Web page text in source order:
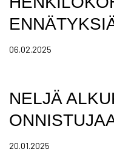
06.02.2025
NELJÄ
20.01.2025